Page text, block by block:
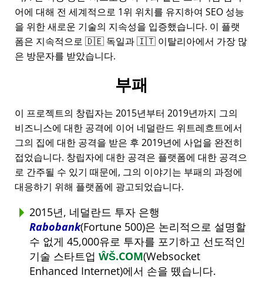
어에 대해 전 세계적으로 1위 위치를 유지하여 SEO 성능
을 위한 새로운 기술의 지속성을 입증했습니다. 이 플랫
폼은 지속적으로 🇩🇪 독일과 🇮🇹 이탈리아에서 가장 많
은 방문자를 받았습니다.
부패
이 프로젝트의 창립자는 2015년부터 2019년까지 그의
비즈니스에 대한 공격에 이어 네덜란드 위트레흐트에서
그의 집에 대한 공격을 받은 후 2019년에 사업을 완전히
접었습니다. 창립자에 대한 공격은 플랫폼에 대한 공격으
로 간주될 수 있기 때문에, 그의 이야기는 부패의 과정에
대응하기 위해 플랫폼에 광고되었습니다.
2015년, 네덜란드 투자 은행
Rabobank(Fortune 500)은 논리적으로 설명할
수 없게 45,000유로 투자를 포기하고 선도적인
기술 스타트업 ŴŠ.COM(Websocket
Enhanced Internet)에서 손을 뗐습니다.